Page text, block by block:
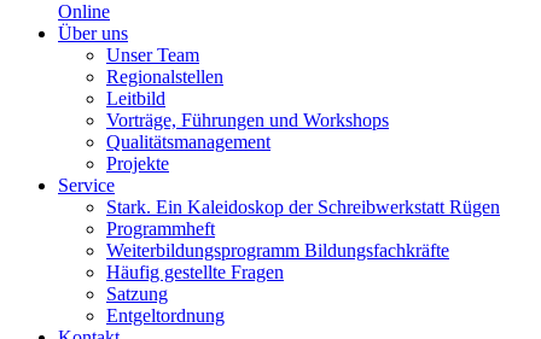
Online
Über uns
Unser Team
Regionalstellen
Leitbild
Vorträge, Führungen und Workshops
Qualitätsmanagement
Projekte
Service
Stark. Ein Kaleidoskop der Schreibwerkstatt Rügen
Programmheft
Weiterbildungsprogramm Bildungsfachkräfte
Häufig gestellte Fragen
Satzung
Entgeltordnung